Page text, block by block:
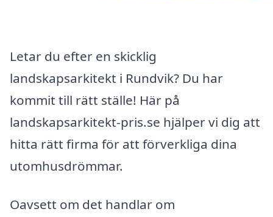
Letar du efter en skicklig
landskapsarkitekt i Rundvik? Du har
kommit till rätt ställe! Här på
landskapsarkitekt-pris.se hjälper vi dig att
hitta rätt firma för att förverkliga dina
utomhusdrömmar.
Oavsett om det handlar om